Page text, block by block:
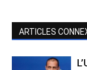
ARTICLES